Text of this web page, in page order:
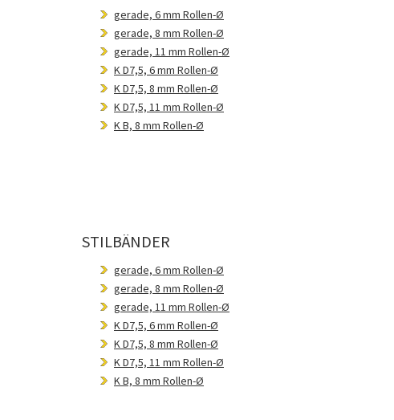
gerade, 6 mm Rollen-Ø
gerade, 8 mm Rollen-Ø
gerade, 11 mm Rollen-Ø
K D7,5, 6 mm Rollen-Ø
K D7,5, 8 mm Rollen-Ø
K D7,5, 11 mm Rollen-Ø
K B, 8 mm Rollen-Ø
STILBÄNDER
gerade, 6 mm Rollen-Ø
gerade, 8 mm Rollen-Ø
gerade, 11 mm Rollen-Ø
K D7,5, 6 mm Rollen-Ø
K D7,5, 8 mm Rollen-Ø
K D7,5, 11 mm Rollen-Ø
K B, 8 mm Rollen-Ø